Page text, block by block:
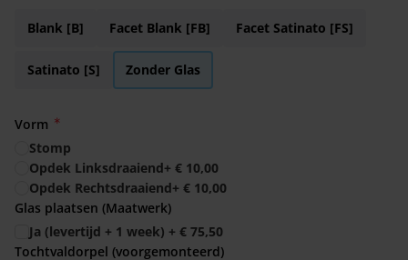
Blank [B] Facet Blank [FB] Facet Satinato [FS]
Satinato [S] Zonder Glas
Vorm
Stomp
Opdek Linksdraaiend+ € 10,00
Opdek Rechtsdraaiend+ € 10,00
Glas plaatsen (Maatwerk)
Ja (levertijd + 1 week) + € 75,50
Tochtvaldorpel (voorgemonteerd)